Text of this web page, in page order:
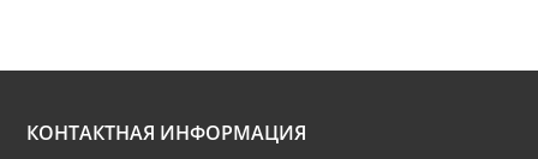
КОНТАКТНАЯ ИНФОРМАЦИЯ